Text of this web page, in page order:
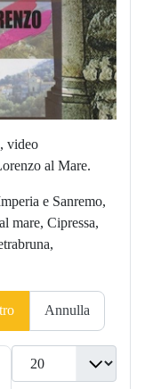
video
al Mare.
e Sanremo,
mare, Cipressa,
Annulla
Visualizza n.